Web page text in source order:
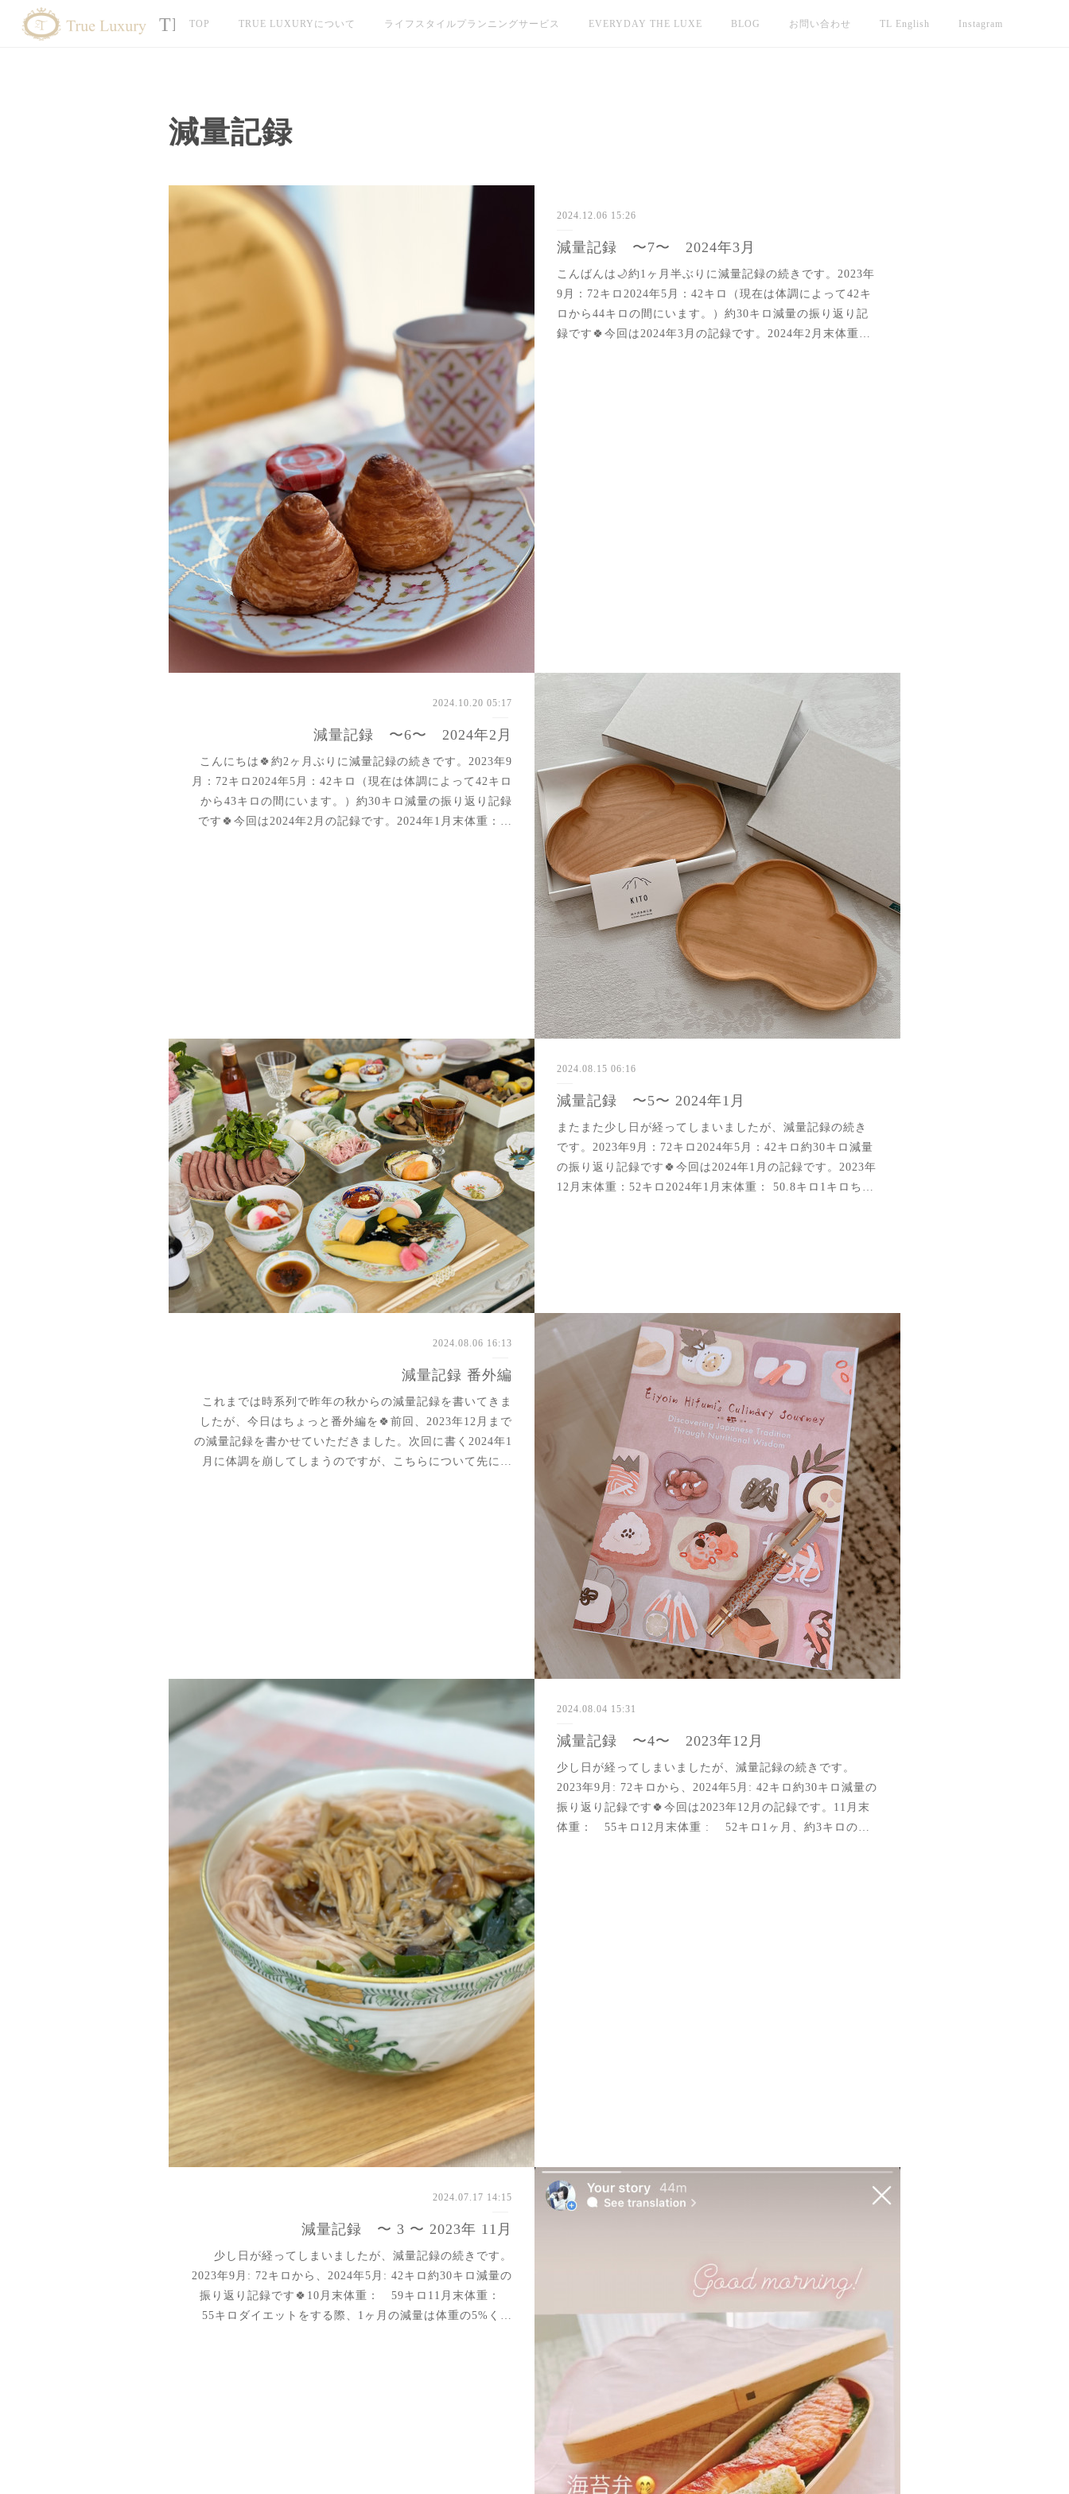
TRUE LUXURY
TOP TRUE LUXURYについて ライフスタイルプランニングサービス EVERYDAY THE LUXE BLOG お問い合わせ TL English Instagram
減量記録
2024.12.06 15:26
減量記録 〜7〜 2024年3月
こんばんは🌙約1ヶ月半ぶりに減量記録の続きです。2023年
9月：72キロ2024年5月：42キロ（現在は体調によって42キ
ロから44キロの間にいます。）約30キロ減量の振り返り記
録です🍀今回は2024年3月の記録です。2024年2月末体重…
2024.10.20 05:17
減量記録 〜6〜 2024年2月
こんにちは🍀約2ヶ月ぶりに減量記録の続きです。2023年9
月：72キロ2024年5月：42キロ（現在は体調によって42キロ
から43キロの間にいます。）約30キロ減量の振り返り記録
です🍀今回は2024年2月の記録です。2024年1月末体重：…
2024.08.15 06:16
減量記録 〜5〜 2024年1月
またまた少し日が経ってしまいましたが、減量記録の続き
です。2023年9月：72キロ2024年5月：42キロ約30キロ減量
の振り返り記録です🍀今回は2024年1月の記録です。2023年
12月末体重：52キロ2024年1月末体重： 50.8キロ1キロち…
2024.08.06 16:13
減量記録 番外編
これまでは時系列で昨年の秋からの減量記録を書いてきま
したが、今日はちょっと番外編を🍀前回、2023年12月まで
の減量記録を書かせていただきました。次回に書く2024年1
月に体調を崩してしまうのですが、こちらについて先に…
2024.08.04 15:31
減量記録 〜4〜 2023年12月
少し日が経ってしまいましたが、減量記録の続きです。
2023年9月: 72キロから、2024年5月: 42キロ約30キロ減量の
振り返り記録です🍀今回は2023年12月の記録です。11月末
体重： 55キロ12月末体重 : 52キロ1ヶ月、約3キロの…
2024.07.17 14:15
減量記録 〜 3 〜 2023年 11月
少し日が経ってしまいましたが、減量記録の続きです。
2023年9月: 72キロから、2024年5月: 42キロ約30キロ減量の
振り返り記録です🍀10月末体重： 59キロ11月末体重：
55キロダイエットをする際、1ヶ月の減量は体重の5%く…